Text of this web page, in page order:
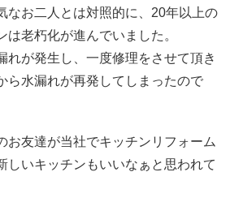
なお二人とは対照的に、20年以上の
は老朽化が進んでいました。
れが発生し、一度修理をさせて頂き
ら水漏れが再発してしまったので
お友達が当社でキッチンリフォーム
しいキッチンもいいなぁと思われて